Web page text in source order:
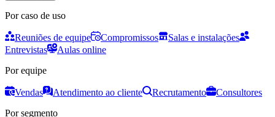
Por caso de uso
Reuniões de equipe Compromissos
Salas e instalações
Entrevistas
Aulas online
Por equipe
Vendas Atendimento ao cliente Recrutamento
Consultores
Por segmento